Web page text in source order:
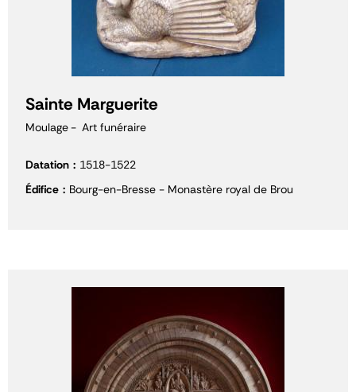
Sainte Marguerite
Moulage Art funéraire
Datation
1518-1522
Édifice
Bourg-en-Bresse - Monastère royal de Brou